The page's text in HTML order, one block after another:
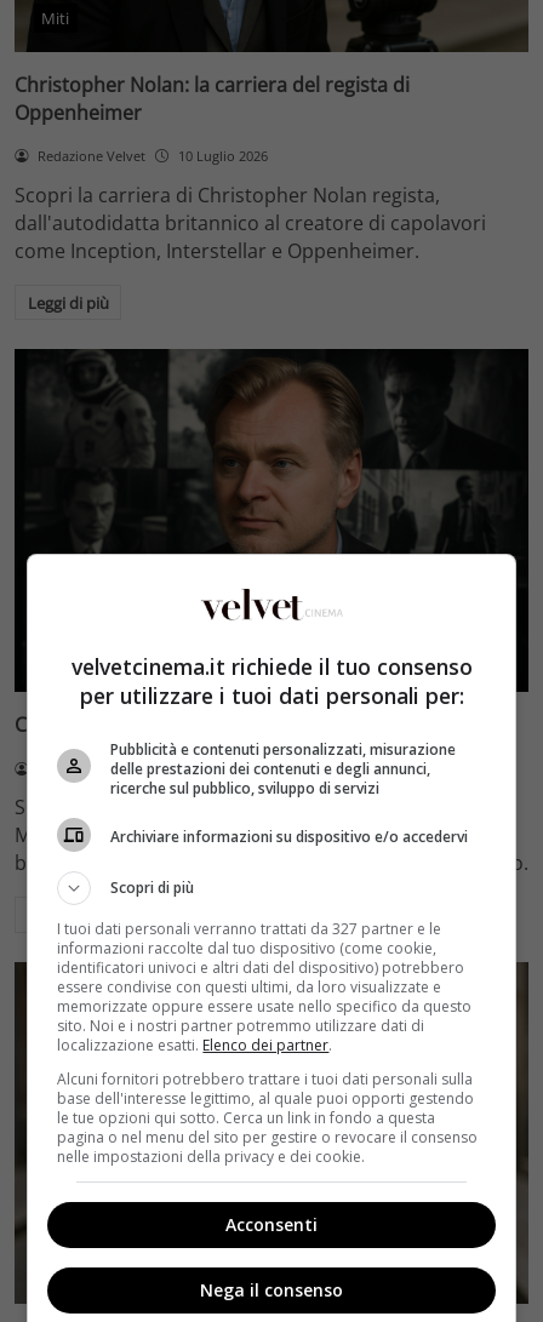
Miti
Christopher Nolan: la carriera del regista di
Oppenheimer
Redazione Velvet 10 Luglio 2026
Scopri la carriera di Christopher Nolan regista,
dall'autodidatta britannico al creatore di capolavori
come Inception, Interstellar e Oppenheimer.
Leggi di più
Christopher Nolan: i capolavori del regista britannico
Redazione Velvet 10 Luglio 2026
Scopri i christopher nolan film più influenti: da
Memento alla trilogia del Cavaliere Oscuro, il regista
britannico che ha ridisegnato il cinema contemporaneo.
Miti
velvetcinema.it richiede il tuo consenso
per utilizzare i tuoi dati personali per:
Pubblicità e contenuti personalizzati, misurazione
delle prestazioni dei contenuti e degli annunci,
ricerche sul pubblico, sviluppo di servizi
Archiviare informazioni su dispositivo e/o accedervi
Scopri di più
I tuoi dati personali verranno trattati da 327 partner e le
informazioni raccolte dal tuo dispositivo (come cookie,
identificatori univoci e altri dati del dispositivo) potrebbero
essere condivise con questi ultimi, da loro visualizzate e
memorizzate oppure essere usate nello specifico da questo
sito. Noi e i nostri partner potremmo utilizzare dati di
localizzazione esatti. Elenco dei partner.
Alcuni fornitori potrebbero trattare i tuoi dati personali sulla
base dell'interesse legittimo, al quale puoi opporti gestendo
le tue opzioni qui sotto. Cerca un link in fondo a questa
pagina o nel menu del sito per gestire o revocare il consenso
nelle impostazioni della privacy e dei cookie.
Acconsenti
Nega il consenso